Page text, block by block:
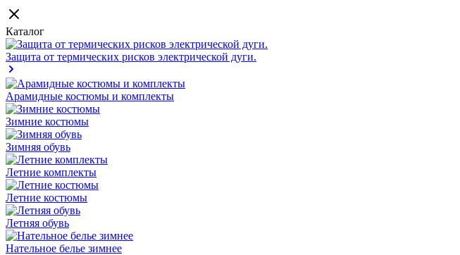
Каталог
Защита от термических рисков электрической дуги.
Арамидные костюмы и комплекты
Зимние костюмы
Зимняя обувь
Летние комплекты
Летние костюмы
Летняя обувь
Нательное белье зимнее